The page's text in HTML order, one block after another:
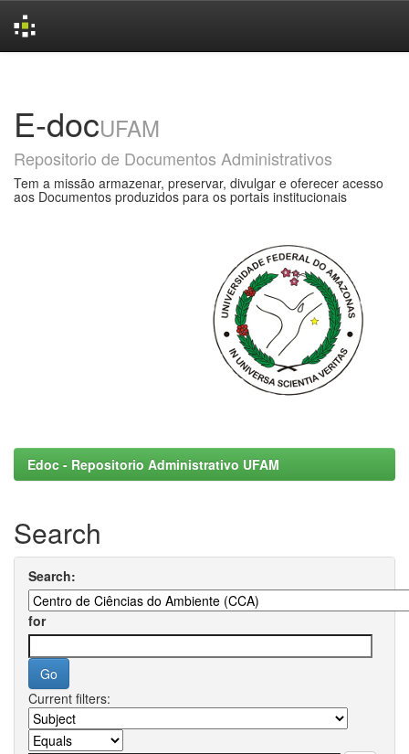
E-docUFAM
Repositorio de Documentos Administrativos
Tem a missão armazenar, preservar, divulgar e oferecer acesso
aos Documentos produzidos para os portais institucionais
Edoc - Repositorio Administrativo UFAM
Search
Search:
for
Current filters: